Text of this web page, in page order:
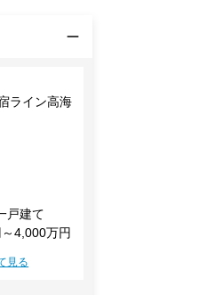
ライン高海
戸建て
4,000万円
見る